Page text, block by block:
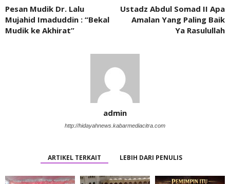
Pesan Mudik Dr. Lalu
Mujahid Imaduddin : “Bekal
Mudik ke Akhirat”
Ustadz Abdul Somad II Apa
Amalan Yang Paling Baik
Ya Rasulullah
admin
http://hidayahnews.kabarmediacitra.com
ARTIKEL TERKAIT LEBIH DARI PENULIS